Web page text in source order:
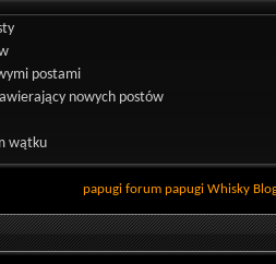
postami
nowych postów
wątku
papugi forum papugi Whisky